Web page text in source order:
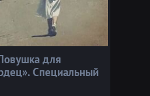
для
Специальный